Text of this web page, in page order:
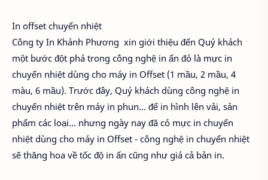
In offset chuyển nhiệt
Công ty In Khánh Phương xin giới thiệu đến Quý khách
một bước đột phá trong công nghệ in ấn đó là mực in
chuyển nhiệt dùng cho máy in Offset (1 mầu, 2 mầu, 4
màu, 6 mầu). Trước đây, Quý khách dùng công nghệ in
chuyển nhiệt trên máy in phun… để in hình lên vải, sản
phẩm các loại… nhưng ngày nay đã có mực in chuyển
nhiệt dùng cho máy in Offset - công nghệ in chuyển nhiệt
sẽ thăng hoa về tốc độ in ấn cũng như giá cả bản in.